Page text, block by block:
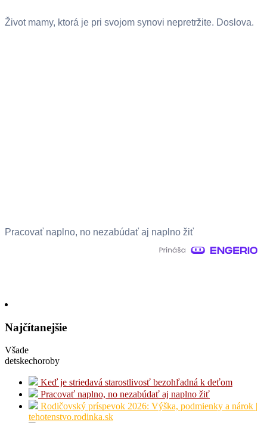
Život mamy, ktorá je pri svojom synovi nepretržite. Doslova.
Pracovať naplno, no nezabúdať aj naplno žiť
Najčítanejšie
Všade
detskechoroby
Keď je striedavá starostlivosť bezohľadná k deťom
Pracovať naplno, no nezabúdať aj naplno žiť
Rodičovský príspevok 2026: Výška, podmienky a nárok |
tehotenstvo.rodinka.sk